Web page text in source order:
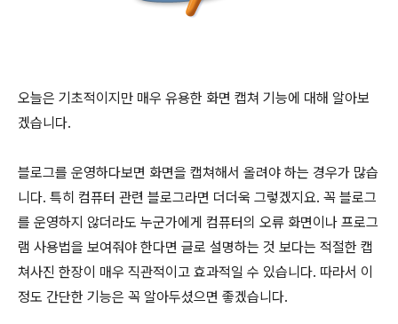
오늘은 기초적이지만 매우 유용한 화면 캡쳐 기능에 대해 알아보
겠습니다.
블로그를 운영하다보면 화면을 캡쳐해서 올려야 하는 경우가 많습
니다. 특히 컴퓨터 관련 블로그라면 더더욱 그렇겠지요. 꼭 블로그
를 운영하지 않더라도 누군가에게 컴퓨터의 오류 화면이나 프로그
램 사용법을 보여줘야 한다면 글로 설명하는 것 보다는 적절한 캡
쳐사진 한장이 매우 직관적이고 효과적일 수 있습니다. 따라서 이
정도 간단한 기능은 꼭 알아두셨으면 좋겠습니다.